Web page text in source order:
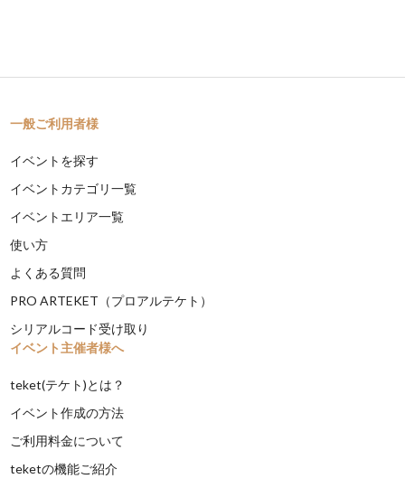
一般ご利用者様
イベントを探す
イベントカテゴリ一覧
イベントエリア一覧
使い方
よくある質問
PRO ARTEKET（プロアルテケト）
シリアルコード受け取り
イベント主催者様へ
teket(テケト)とは？
イベント作成の方法
ご利用料金について
teketの機能ご紹介